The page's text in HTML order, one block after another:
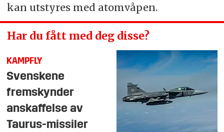
kan utstyres med atomvåpen.
Har du fått med deg disse?
KAMPFLY
Svenskene
fremskynder
anskaffelse av
Taurus-missiler